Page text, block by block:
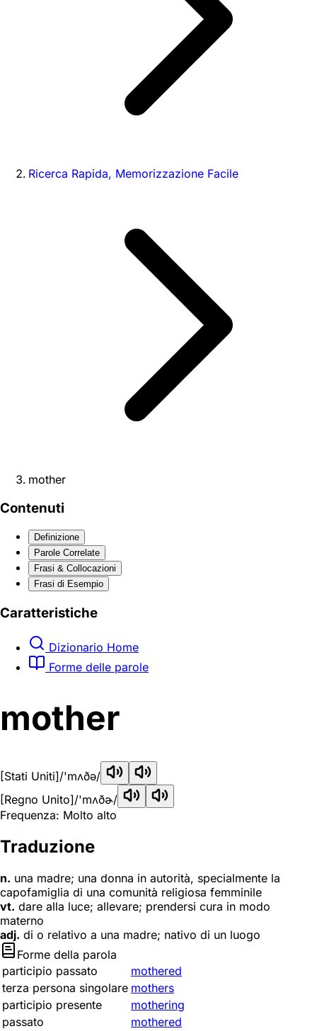
Ricerca Rapida, Memorizzazione Facile
mother
Contenuti
Definizione
Parole Correlate
Frasi & Collocazioni
Frasi di Esempio
Caratteristiche
Dizionario Home
Forme delle parole
mother
[Stati Uniti]/'mʌðə/
[Regno Unito]/'mʌðɚ/
Frequenza: Molto alto
Traduzione
n. una madre; una donna in autorità, specialmente la
capofamiglia di una comunità religiosa femminile
vt. dare alla luce; allevare; prendersi cura in modo
materno
adj. di o relativo a una madre; nativo di un luogo
Forme della parola
participio passato
mothered
terza persona singolare mothers
participio presente
mothering
passato
mothered